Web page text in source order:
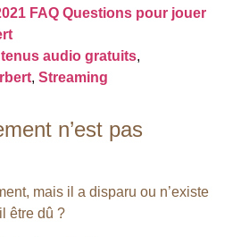
FAQ Questions pour jouer
audio gratuits,
, Streaming
n’est pas
mais il a disparu ou n’existe
être dû ?